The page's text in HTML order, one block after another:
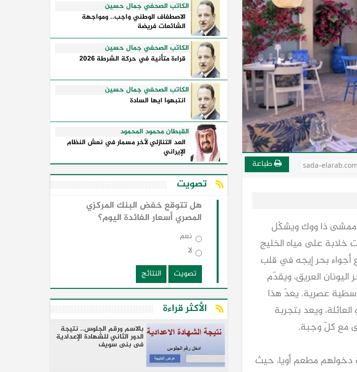
طباعة
ممشى ذا ووك ويشكّل
خلابة على مياه الخليج
أجواء بحر إيجه في قلب
العريق، ويقدّم
عصرية. يعدّ هذا
ويعد بتجربة
مع كلّ وجبة.
دخولهم مطعم أويا، حيث
الكاتب الصحفي جمال حسين
الاصطفاف الوطني واجب.. ومواجهة
الشائعات فريضة
الكاتب الصحفي جمال حسين
قراءة متأنية في حركة الشرطة 2026
الكاتب الصحفي جمال حسين
انتبهوا ايها السادة
القبطان محمود المحمود
العد التنازلي لآخر مسمار في نعش النظام
الإيراني
تصويت
هل تتوقع خفض البنك المركزي
المصري أسعار الفائدة اليوم؟
نعم
لا
تصويت
النتائج
الأكثر قراءة
بالاسم ورقم الجلوس.. نتيجة
الدور الثاني للشهادة الإعدادية
فى بنى سويف